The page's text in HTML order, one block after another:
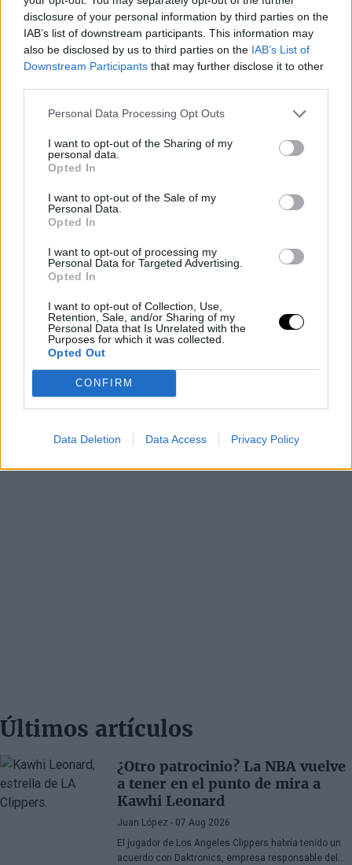
disclosure of your personal information by third parties on the
IAB’s list of downstream participants. This information may
also be disclosed by us to third parties on the IAB’s List of
Downstream Participants that may further disclose it to other
Personal Data Processing Opt Outs
I want to opt-out of the Sharing of my
personal data.
Opted In
I want to opt-out of the Sale of my
Personal Data.
Opted In
I want to opt-out of processing my
Personal Data for Targeted Advertising.
Opted In
I want to opt-out of Collection, Use,
Retention, Sale, and/or Sharing of my
Personal Data that Is Unrelated with the
Purposes for which it was collected.
Opted Out
CONFIRM
Data Deletion Data Access Privacy Policy
¿Pero cómo acabar con esto?Pues el Comisionado
propone una medida muy sencilla. Y esa no es otra que
todo el partido. Es decir, si se acaba implantando esta
dos tiros libres y la posesión para el rival.
Ahora, falta por ver si Adam Silver consigue su
propósito, ya que
entrenadores de la liga se han mostrado partidarios
de que se permita el " hack-a-Shaq".
Últimos artículos
¿Otro patrocinio? La NBA vuelve
a tener en el punto de mira a
Kawhi Leonard
Juan López - 07 Aug 2026
El jugador de Los Angeles Clippers habría tenido un
acuerdo con Daktronics, empresa responsable del